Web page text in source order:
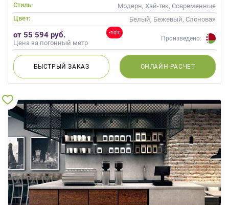
Стиль:
Модерн, Хай-тек, Современные
Цвет:
Белый, Бежевый, Слоновая
кость, Кремовый
-10%
от 55 594 руб.
Цена за погонный метр
Произведено:
БЫСТРЫЙЗАКАЗ ОНЛАЙН РАСЧЕТ